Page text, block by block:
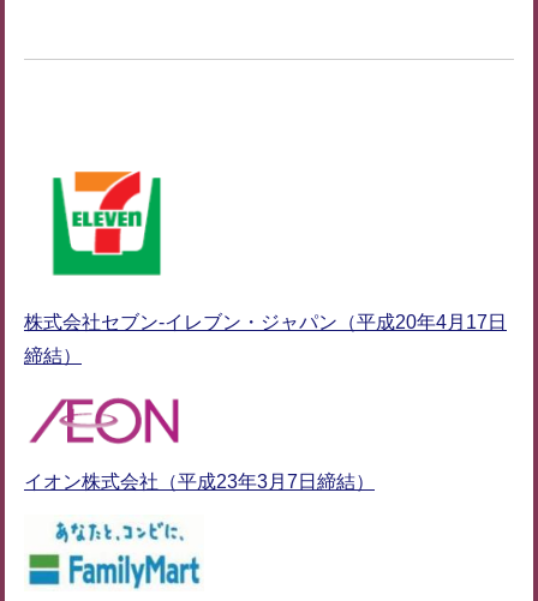
株式会社セブン-イレブン・ジャパン（平成20年4月17日
締結）
イオン株式会社（平成23年3月7日締結）